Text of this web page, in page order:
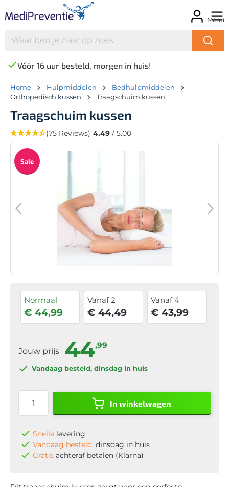
Menu
Vóór 16 uur besteld, morgen in huis!
Home Hulpmiddelen
Bedhulpmiddelen
Orthopedisch kussen
Traagschuim kussen
Traagschuim kussen
(75 Reviews) 4.49 / 5.00
Sale
Normaal
€ 44,99
Vanaf 2
€ 44,49
Vanaf 4
€ 43,99
Jouw prijs 44,99
Vandaag besteld, dinsdag in huis
In winkelwagen
Snelle levering
Vandaag besteld, dinsdag in huis
Gratis achteraf betalen (Klarna)